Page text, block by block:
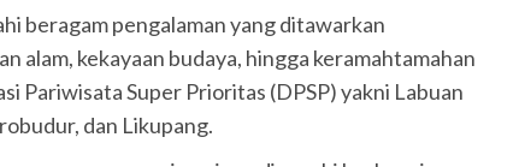
beragam pengalaman yang ditawarkan
alam, kekayaan budaya, hingga keramahtamahan
Pariwisata Super Prioritas (DPSP) yakni Labuan
dan Likupang.